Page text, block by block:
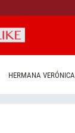
HERMANA VERÓNICA